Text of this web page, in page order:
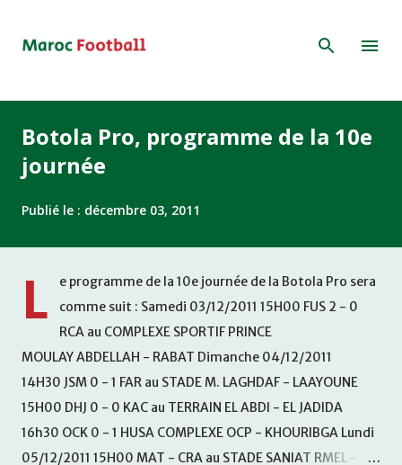
Botola Pro, programme de la 10e
journée
Publié le : décembre 03, 2011
L
e programme de la 10e journée de la Botola Pro sera
comme suit : Samedi 03/12/2011 15H00 FUS 2 - 0
RCA au COMPLEXE SPORTIF PRINCE
MOULAY ABDELLAH - RABAT Dimanche 04/12/2011
14H30 JSM 0 - 1 FAR au STADE M. LAGHDAF - LAAYOUNE
15H00 DHJ 0 - 0 KAC au TERRAIN EL ABDI - EL JADIDA
16h30 OCK 0 - 1 HUSA COMPLEXE OCP - KHOURIBGA Lundi
05/12/2011 15H00 MAT - CRA au STADE SANIAT RMEL -